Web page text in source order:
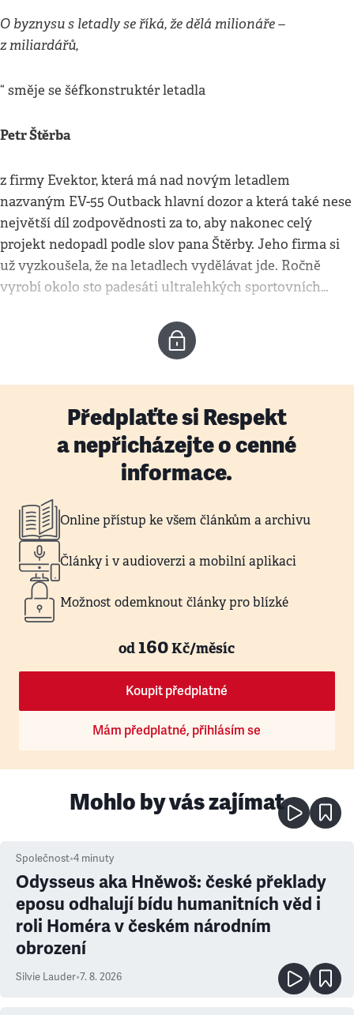
O byznysu s letadly se říká, že dělá milionáře –
z miliardářů,
“ směje se šéfkonstruktér letadla
Petr Štěrba
z firmy Evektor, která má nad novým letadlem
nazvaným EV-55 Outback hlavní dozor a která také nese
největší díl zodpovědnosti za to, aby nakonec celý
projekt nedopadl podle slov pana Štěrby. Jeho firma si
už vyzkoušela, že na letadlech vydělávat jde. Ročně
vyrobí okolo sto padesáti ultralehkých sportovních…
Předplaťte si Respekt
a nepřicházejte o cenné
informace.
Online přístup ke všem článkům a archivu
Články i v audioverzi a mobilní aplikaci
Možnost odemknout články pro blízké
od160Kč/měsíc
Koupit předplatné
Mám předplatné, přihlásím se
Mohlo by vás zajímat
Společnost•4 minuty
Odysseus aka Hněwoš: české překlady
eposu odhalují bídu humanitních věd i
roli Homéra v českém národním
obrození
Silvie Lauder•7. 8. 2026